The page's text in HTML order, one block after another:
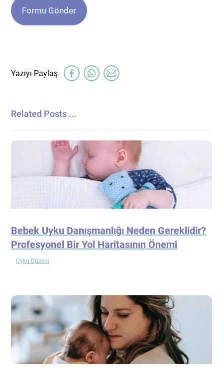
Related Posts ...
Bebek Uyku Danışmanlığı Neden Gereklidir?
Profesyonel Bir Yol Haritasının Önemi
Uyku Düzeni